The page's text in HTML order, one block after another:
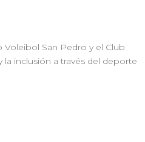
San Pedro y el Club
inclusión a través del deporte